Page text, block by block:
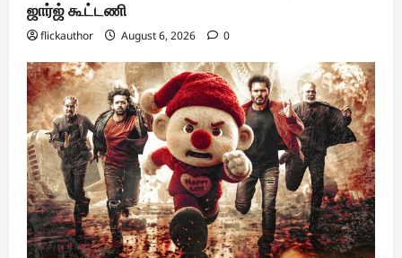
ஜார்ஜ் கூட்டணி
flickauthor August 6, 2026 0